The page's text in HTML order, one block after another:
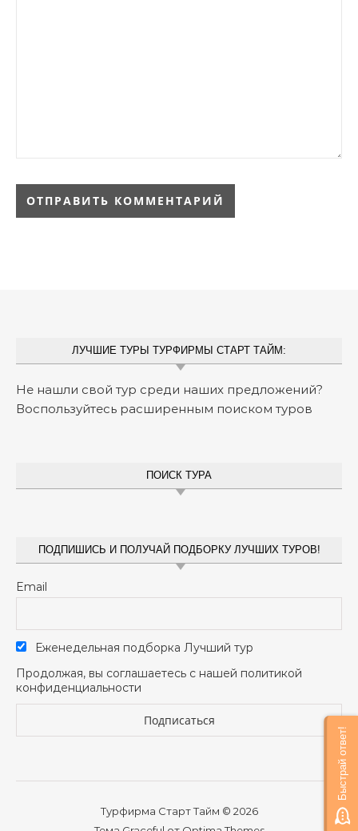
ЛУЧШИЕ ТУРЫ ТУРФИРМЫ СТАРТ ТАЙМ:
Не нашли свой тур среди наших предложений?
Воспользуйтесь расширенным поиском туров
ПОИСК ТУРА
ПОДПИШИСЬ И ПОЛУЧАЙ ПОДБОРКУ ЛУЧШИХ ТУРОВ!
Email
Еженедельная подборка Лучший тур
Продолжая, вы соглашаетесь с нашей политикой
конфиденциальности
Турфирма Старт Тайм © 2026
Быстрай ответ!